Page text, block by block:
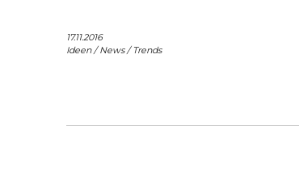
17.11.2016
Ideen/News/ Trends